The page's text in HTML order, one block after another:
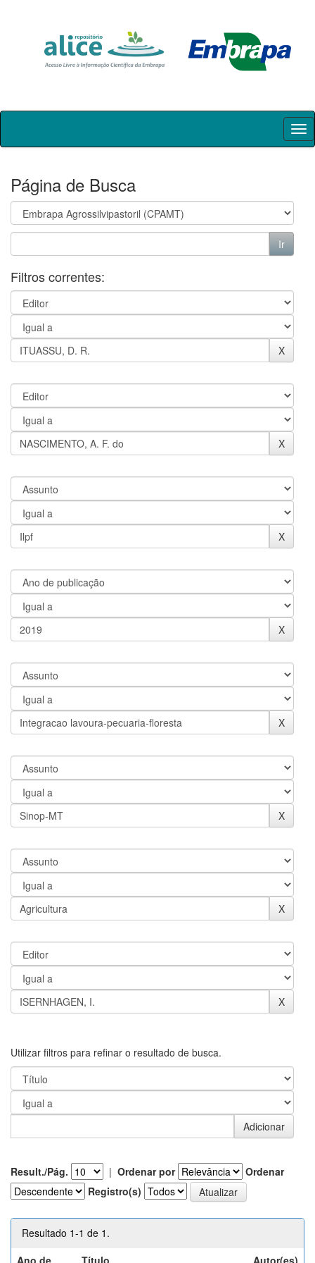
Skip
Página de Busca
Filtros correntes:
Utilizar filtros para refinar o resultado de busca.
Result./Pág. | Ordenar por
Ordenar
Registro(s)
Resultado 1-1 de 1.
Ano de
Título Autor(es)